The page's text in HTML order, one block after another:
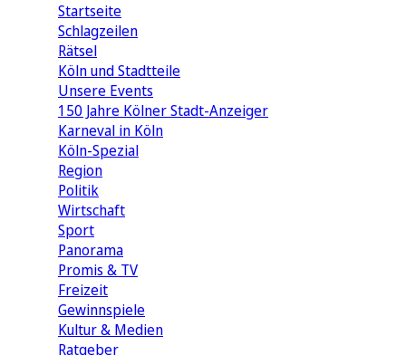
Startseite
Schlagzeilen
Rätsel
Köln und Stadtteile
Unsere Events
150 Jahre Kölner Stadt-Anzeiger
Karneval in Köln
Köln-Spezial
Region
Politik
Wirtschaft
Sport
Panorama
Promis & TV
Freizeit
Gewinnspiele
Kultur & Medien
Ratgeber